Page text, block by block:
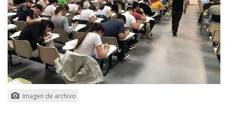
Imagen de archivo